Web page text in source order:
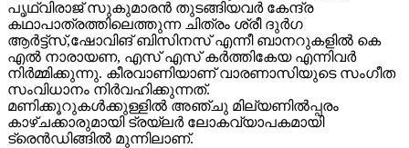
പൃഥ്വിരാജ് സുകുമാരൻ തുടങ്ങിയവർ കേന്ദ്ര
കഥാപാത്രത്തിലെത്തുന്ന ചിത്രം ശ്രീ ദുർഗ
ആർട്ട്സ്,ഷോവിങ് ബിസിനസ് എന്നീ ബാനറുകളിൽ കെ
എൽ നാരായണ, എസ് എസ് കർത്തികേയ എന്നിവർ
നിർമ്മിക്കുന്നു. കീരവാണിയാണ് വാരണാസിയുടെ സംഗീത
സംവിധാനം നിർവഹിക്കുന്നത്.
മണിക്കൂറുകൾക്കുള്ളിൽ അഞ്ചു മില്യണിൽപ്പരം
കാഴ്ചക്കാരുമായി ട്രയ്ലർ ലോകവ്യാപകമായി
ട്രെൻഡിങ്ങിൽ മുന്നിലാണ്.